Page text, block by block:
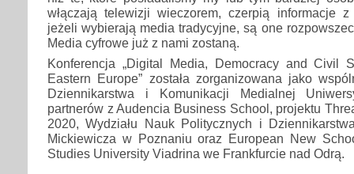
włączają telewizji wieczorem, czerpią informacje
jeżeli wybierają media tradycyjne, są one
Media cyfrowe już z nami zostaną.
Konferencja „Digital Media, Democracy and Civil
Eastern Europe” została zorganizowana jako
Dziennikarstwa i Komunikacji Medialnej
partnerów z Audencia Business School, projektu
2020, Wydziału Nauk Politycznych i
Mickiewicza w Poznaniu oraz European New
Studies University Viadrina we Frankfurcie nad Odrą.